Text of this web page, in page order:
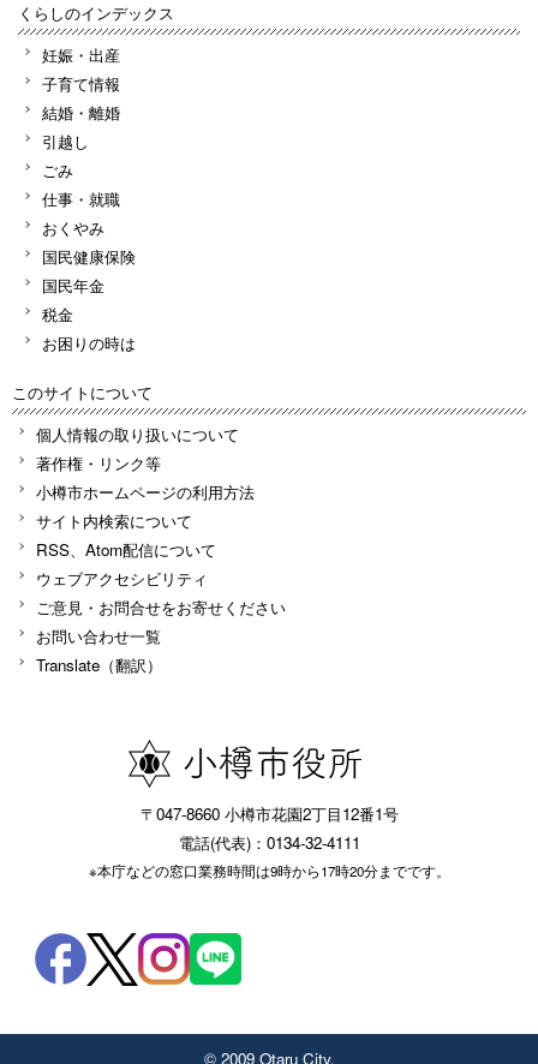
くらしのインデックス
妊娠・出産
子育て情報
結婚・離婚
引越し
ごみ
仕事・就職
おくやみ
国民健康保険
国民年金
税金
お困りの時は
このサイトについて
個人情報の取り扱いについて
著作権・リンク等
小樽市ホームページの利用方法
サイト内検索について
RSS、Atom配信について
ウェブアクセシビリティ
ご意見・お問合せをお寄せください
お問い合わせ一覧
Translate（翻訳）
〒047-8660 小樽市花園2丁目12番1号
電話(代表)：0134-32-4111
※本庁などの窓口業務時間は9時から17時20分までです。
© 2009 Otaru City.